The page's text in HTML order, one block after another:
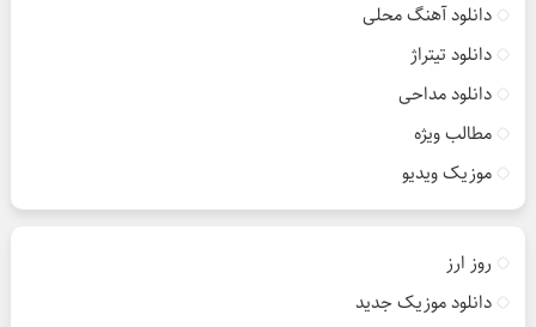
دانلود آهنگ محلی
دانلود تیتراژ
دانلود مداحی
مطالب ویژه
موزیک ویدیو
روز ارز
دانلود موزیک جدید